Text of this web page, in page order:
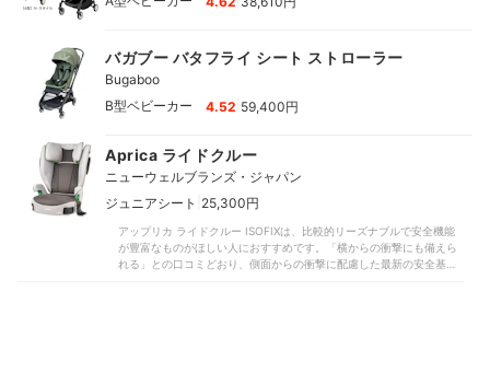
りたためるので、トランクなどにも収納しやすいでしょう。一方、
のため装着自体は簡単ですが、「肩ベルトの調整がしにくい」との口
コミのように、ベルト調整ボタンがシート内部に隠れ見えにくい点も
気になりました。乗せおろしを楽にしたい人や、新生児期に使用した
い人は、ほかの商品も検討してみてください。
商品はガタつきが目立ちやすい傾向があったものの、木製の本品は安
ね。テーブルは広めのつくりで、食器も余裕を持って置けます。背も
たれの高さは比較したなかではやや低めでしたが、すべりにくいラバ
ー素材の座面とベルトで姿勢を固定可能。「正しい姿勢がキープしづ
らい」との口コミとは異なり、食事中も姿勢が大きく崩れることは少
ブルは前後に2段階で調節できます。「大人も使用が可能」と謳うのに
も納得の結果です。座面・背面のクッションは防水素材を使用してお
り、こぼしたときにサッと拭けるのもポイント。テーブルにはトレイ
カバーがあり、簡単に水で丸洗いできます。執筆時の価格は税込
が、安全性に配慮したつくりと楽に手入れしやすい点が魅力の商品で
す。子どもの成長に合わせて長く快適に使えるベビー用ハイチェアが
ほしいなら、購入をぜひ検討してみてください。
バガブー バタフライ シート ストローラー
Bugaboo
B型ベビーカー
4.52 59,400円
Aprica ライドクルー
ニューウェルブランズ・ジャパン
ジュニアシート 25,300円
アップリカ ライドクルー ISOFIXは、比較的リーズナブルで安全機能
が豊富なものがほしい人におすすめです。「横からの衝撃にも備えら
れる」との口コミどおり、側面からの衝撃に配慮した最新の安全基準